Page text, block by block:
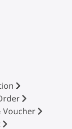
Voucher